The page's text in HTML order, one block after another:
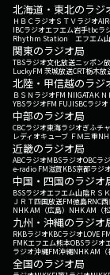
北海道・東北のラジ
ＨＢＣラジオＳＴＶラジオ
IBCラジオエフエム岩手tbcラ
Rhythm Station エフエム
関東のラジオ局
TBSラジオ文化放送ニッポン
LuckyFM 茨城放送CRT栃木放
北陸・甲信越のラジ
ＢＳＮラジオFM NIIGATAＫＮ
YBSラジオFM FUJISBCラジオ
中部のラジオ局
CBCラジオ東海ラジオぎふチ
レディオキューブ ＦＭ三重
近畿のラジオ局
ABCラジオMBSラジオOBCラ
e-radio FM滋賀KBS京都ラジ
中国・四国のラジオ
BSSラジオエフエム山陰ＲＳ
ＪＲＴ四国放送FM徳島RNC
NHK AM（広島） NHK AM（松
九州・沖縄のラジオ
RKBラジオKBCラジオLOVE FM
FMKエフエム熊本OBSラジオ
ラジオ沖縄FM沖縄NHK AM（
全国のラジオ局